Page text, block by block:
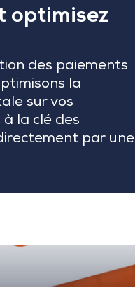
optimisez
des paiements
la
sur vos
la clé des
par une